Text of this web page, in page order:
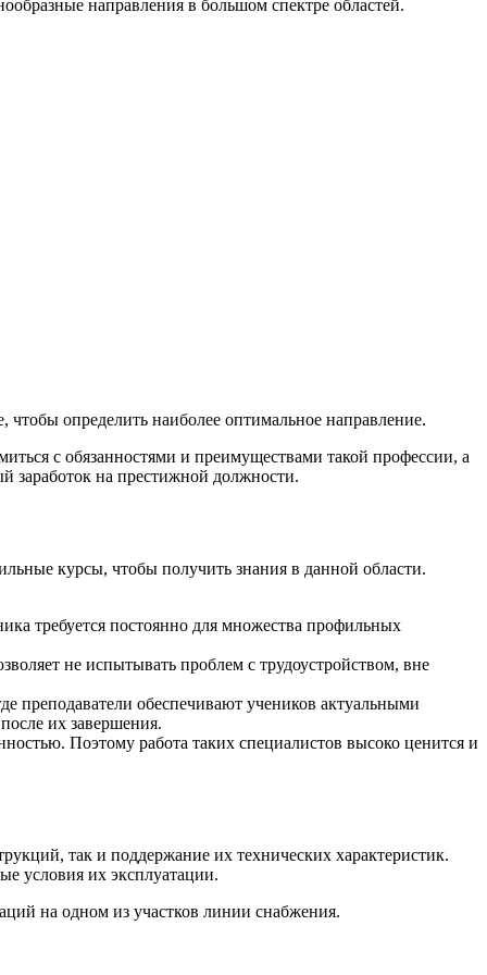
направления в большом спектре областей.
чтобы определить наиболее оптимальное направление.
с обязанностями и преимуществами такой профессии, а
заработок на престижной должности.
курсы, чтобы получить знания в данной области.
требуется постоянно для множества профильных
не испытывать проблем с трудоустройством, вне
преподаватели обеспечивают учеников актуальными
их завершения.
Поэтому работа таких специалистов высоко ценится и
так и поддержание их технических характеристик.
условия их эксплуатации.
на одном из участков линии снабжения.